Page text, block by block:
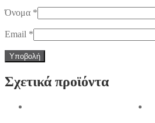
Όνομα *
Email *
Σχετικά προϊόντα